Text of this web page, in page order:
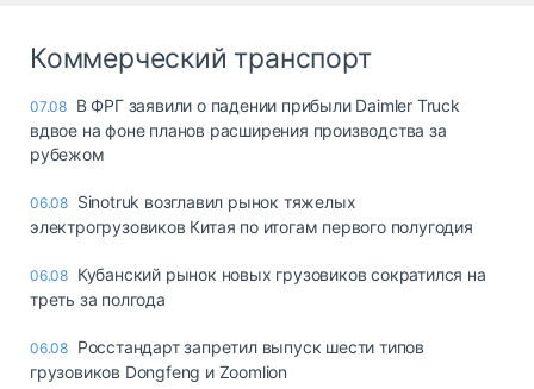
Коммерческий транспорт
07.08 В ФРГ заявили о падении прибыли Daimler Truck
вдвое на фоне планов расширения производства за
рубежом
06.08 Sinotruk возглавил рынок тяжелых
электрогрузовиков Китая по итогам первого полугодия
06.08 Кубанский рынок новых грузовиков сократился на
треть за полгода
06.08 Росстандарт запретил выпуск шести типов
грузовиков Dongfeng и Zoomlion